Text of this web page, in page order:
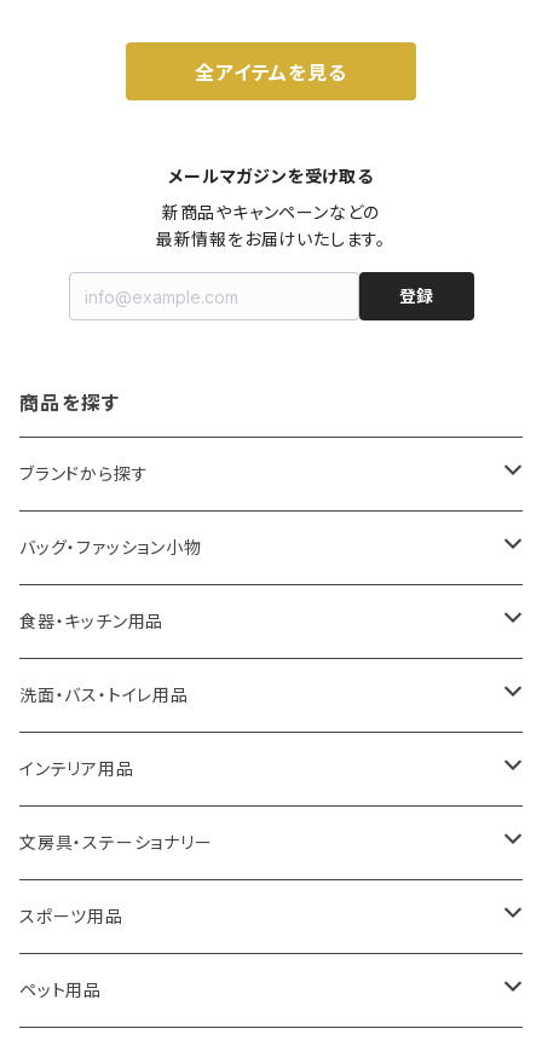
全アイテムを見る
メールマガジンを受け取る
新商品やキャンペーンなどの
最新情報をお届けいたします。
登録
商品を探す
ブランドから探す
LOQI
ideaco
a.depeche
ROOTOTE
100percent
藤田金属
TG
バッグ・ファッション小物
エコバッグ
アクセサリー
トートバッグ
保冷バッグ
リュックサック
ショルダーバッグ
食器・キッチン用品
キッチンラック
キッチンペーパーホルダー
食器・テーブルウェア
ゴミ箱
収納用品
洗面・バス・トイレ用品
洗面用品
掃除・洗濯用品
トイレ用品
バス用品
インテリア用品
アイロン台
アクセサリー収納
ウェットティッシュケース
文房具・ステーショナリー
筆記具・ペン
ノート
スポーツ用品
卓球用品
ペット用品